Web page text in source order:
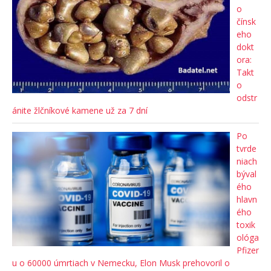
o
čínsk
eho
dokt
ora:
Takt
o
odstr
ánite žlčníkové kamene už za 7 dní
Po
tvrde
niach
býval
ého
hlavn
ého
toxik
ológa
Pfizer
u o 60000 úmrtiach v Nemecku, Elon Musk prehovoril o